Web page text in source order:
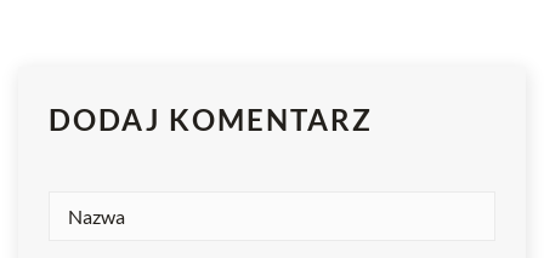
DODAJ KOMENTARZ